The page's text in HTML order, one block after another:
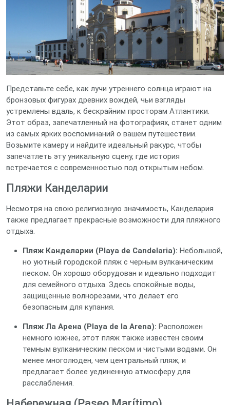
Представьте себе, как лучи утреннего солнца играют на
бронзовых фигурах древних вождей, чьи взгляды
устремлены вдаль, к бескрайним просторам Атлантики.
Этот образ, запечатленный на фотографиях, станет одним
из самых ярких воспоминаний о вашем путешествии.
Возьмите камеру и найдите идеальный ракурс, чтобы
запечатлеть эту уникальную сцену, где история
встречается с современностью под открытым небом.
Пляжи Канделарии
Несмотря на свою религиозную значимость, Канделария
также предлагает прекрасные возможности для пляжного
отдыха.
Пляж Канделарии (Playa de Candelaria): Небольшой,
но уютный городской пляж с черным вулканическим
песком. Он хорошо оборудован и идеально подходит
для семейного отдыха. Здесь спокойные воды,
защищенные волнорезами, что делает его
безопасным для купания.
Пляж Ла Арена (Playa de la Arena): Расположен
немного южнее, этот пляж также известен своим
темным вулканическим песком и чистыми водами. Он
менее многолюден, чем центральный пляж, и
предлагает более уединенную атмосферу для
расслабления.